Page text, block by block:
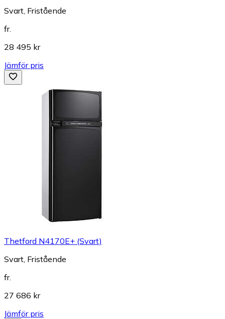
Svart, Fristående
fr.
28 495 kr
Jämför pris
Thetford N4170E+ (Svart)
Svart, Fristående
fr.
27 686 kr
Jämför pris